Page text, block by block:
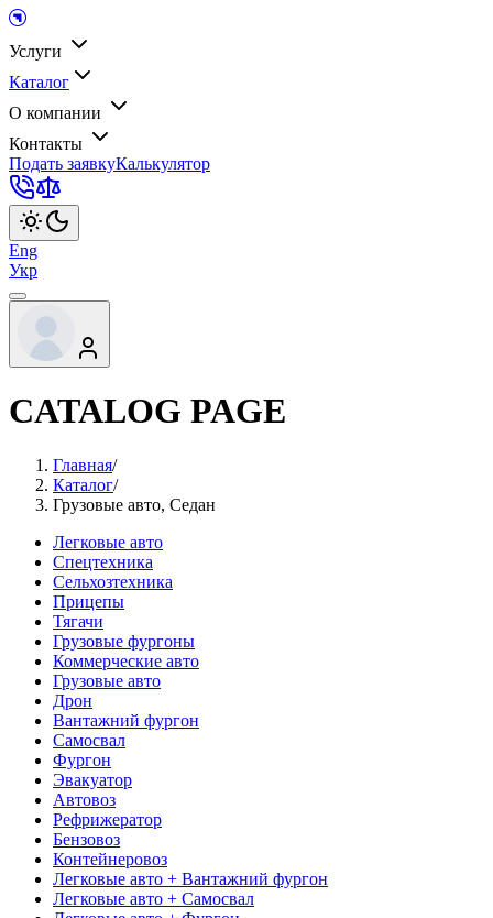
Услуги
Каталог
О компании
Контакты
Подать заявкуКалькулятор
Eng
Укр
CATALOG PAGE
Главная/
Каталог/
Грузовые авто, Седан
Легковые авто
Спецтехника
Сельхозтехника
Прицепы
Тягачи
Грузовые фургоны
Коммерческие авто
Грузовые авто
Дрон
Вантажний фургон
Самосвал
Фургон
Эвакуатор
Автовоз
Рефрижератор
Бензовоз
Контейнеровоз
Легковые авто + Вантажний фургон
Легковые авто + Самосвал